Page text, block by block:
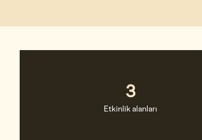
3
Etkinlik alanları